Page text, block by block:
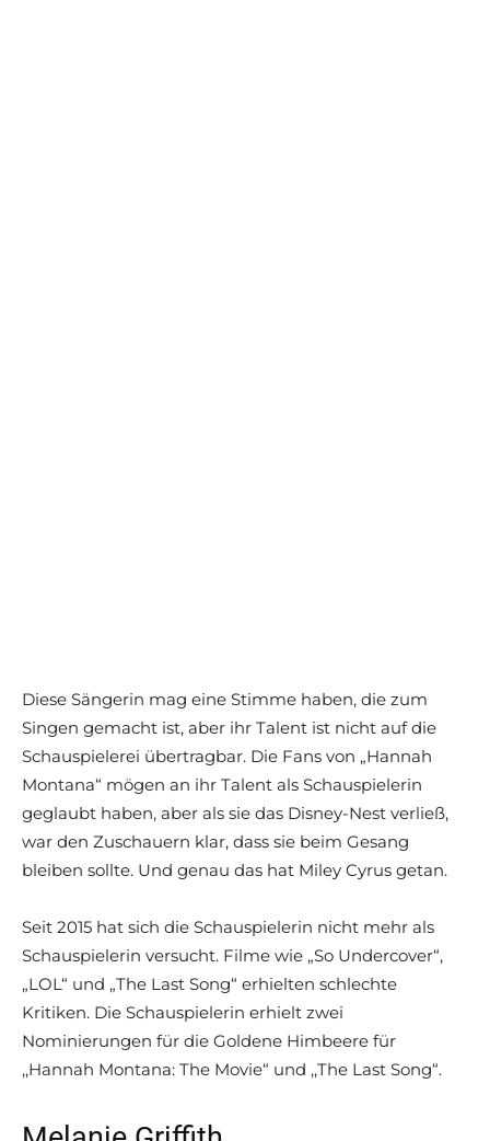
Diese Sängerin mag eine Stimme haben, die zum
Singen gemacht ist, aber ihr Talent ist nicht auf die
Schauspielerei übertragbar. Die Fans von „Hannah
Montana“ mögen an ihr Talent als Schauspielerin
geglaubt haben, aber als sie das Disney-Nest verließ,
war den Zuschauern klar, dass sie beim Gesang
bleiben sollte. Und genau das hat Miley Cyrus getan.
Seit 2015 hat sich die Schauspielerin nicht mehr als
Schauspielerin versucht. Filme wie „So Undercover“,
„LOL“ und „The Last Song“ erhielten schlechte
Kritiken. Die Schauspielerin erhielt zwei
Nominierungen für die Goldene Himbeere für
,,Hannah Montana: The Movie“ und ,,The Last Song“.